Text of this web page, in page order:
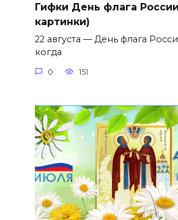
Гифки День флага
картинки)
22 августа — День флага
когда
0 151